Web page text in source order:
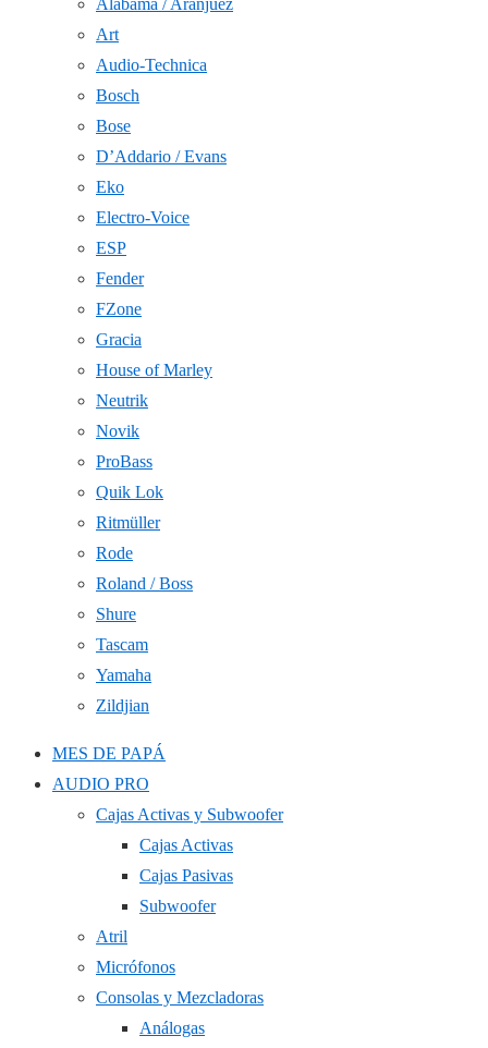
Alabama / Aranjuez
Art
Audio-Technica
Bosch
Bose
D’Addario / Evans
Eko
Electro-Voice
ESP
Fender
FZone
Gracia
House of Marley
Neutrik
Novik
ProBass
Quik Lok
Ritmüller
Rode
Roland / Boss
Shure
Tascam
Yamaha
Zildjian
MES DE PAPÁ
AUDIO PRO
Cajas Activas y Subwoofer
Cajas Activas
Cajas Pasivas
Subwoofer
Atril
Micrófonos
Consolas y Mezcladoras
Análogas